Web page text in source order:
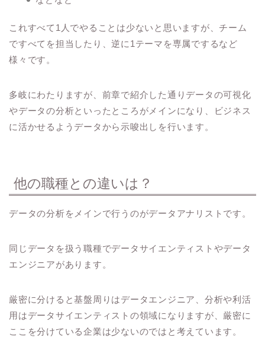
これすべて1人でやることは少ないと思いますが、チーム
ですべてを担当したり、逆に1テーマを専属でするなど
様々です。
多岐にわたりますが、前章で紹介した通りデータの可視化
やデータの分析といったところがメインになり、ビジネス
に活かせるようデータから示唆出しを行います。
他の職種との違いは？
データの分析をメインで行うのがデータアナリストです。
同じデータを扱う職種でデータサイエンティストやデータ
エンジニアがあります。
厳密に分けると基盤周りはデータエンジニア、分析や利活
用はデータサイエンティストの領域になりますが、厳密に
ここを分けている企業は少ないのではと考えています。